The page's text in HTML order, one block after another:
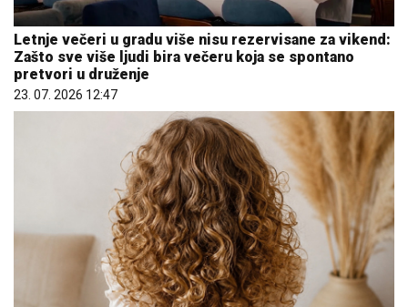
Letnje večeri u gradu više nisu rezervisane za vikend:
Zašto sve više ljudi bira večeru koja se spontano
pretvori u druženje
23. 07. 2026 12:47